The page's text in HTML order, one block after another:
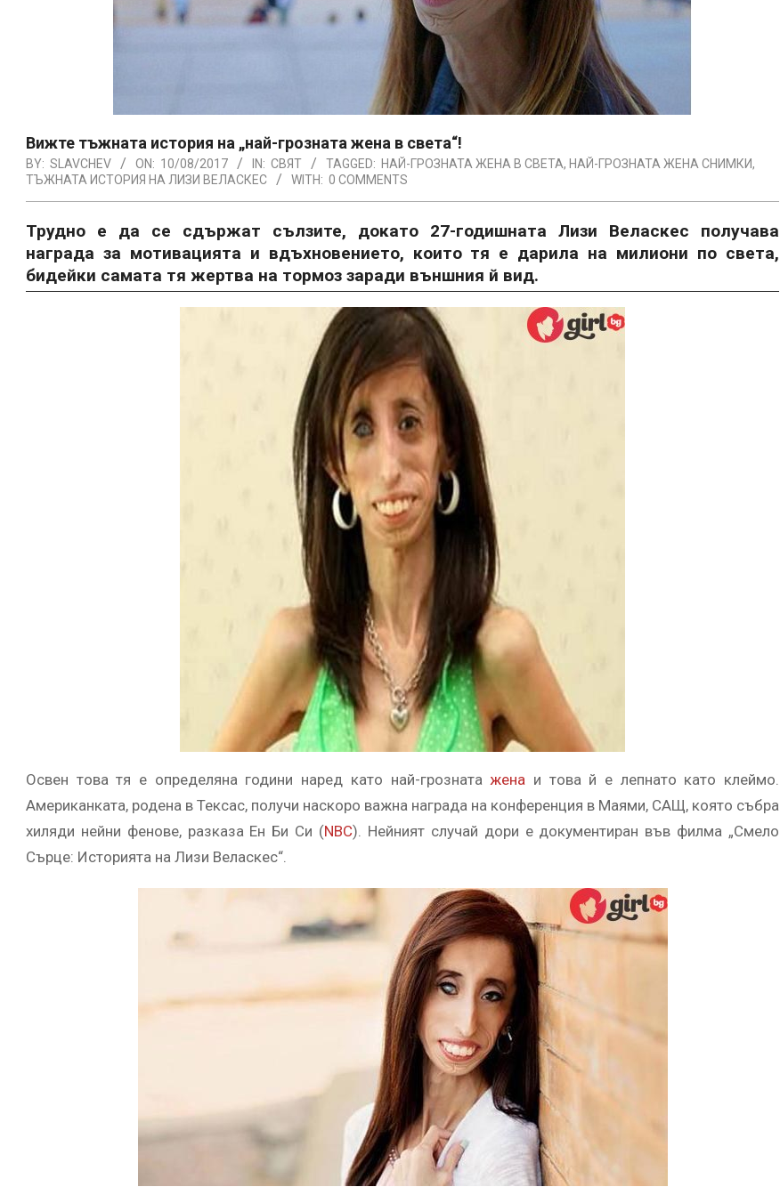
Вижте тъжната история на „най-грозната жена в света“!
BY: SLAVCHEV ON: 10/08/2017 IN: СВЯТ TAGGED: НАЙ-ГРОЗНАТА ЖЕНА В СВЕТА, НАЙ-ГРОЗНАТА ЖЕНА СНИМКИ,
ТЪЖНАТА ИСТОРИЯ НА ЛИЗИ ВЕЛАСКЕС
WITH: 0 COMMENTS
Трудно е да се сдържат сълзите, докато 27-годишната Лизи Веласкес получава
награда за мотивацията и вдъхновението, които тя е дарила на милиони по света,
бидейки самата тя жертва на тормоз заради външния й вид.
Освен това тя е определяна години наред като най-грознатажена и това й е лепнато като клеймо.
Американката, родена в Тексас, получи наскоро важна награда на конференция в Маями, САЩ, която събра
хиляди нейни фенове, разказа Ен Би Си (NBC). Нейният случай дори е документиран във филма „Смело
Сърце: Историята на Лизи Веласкес“.